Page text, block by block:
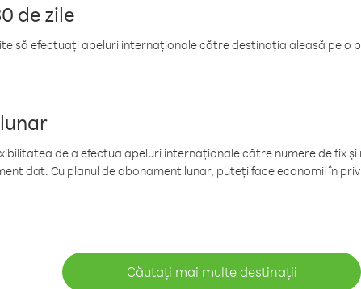
de zile
să efectuați apeluri internaționale către destinația aleasă pe o
de a efectua apeluri internaționale către numere de fix
dat. Cu planul de abonament lunar, puteți face economii în
Căutați mai multe destinații